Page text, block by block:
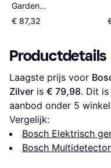
Garden
UniversalDetect
Leidingzoeker
€ 87,32
Productdetails
Laagste prijs voor
Zilver is € 79,98. Dit
aanbod onder 5
Vergelijk:
Bosch Elektrisch
Bosch